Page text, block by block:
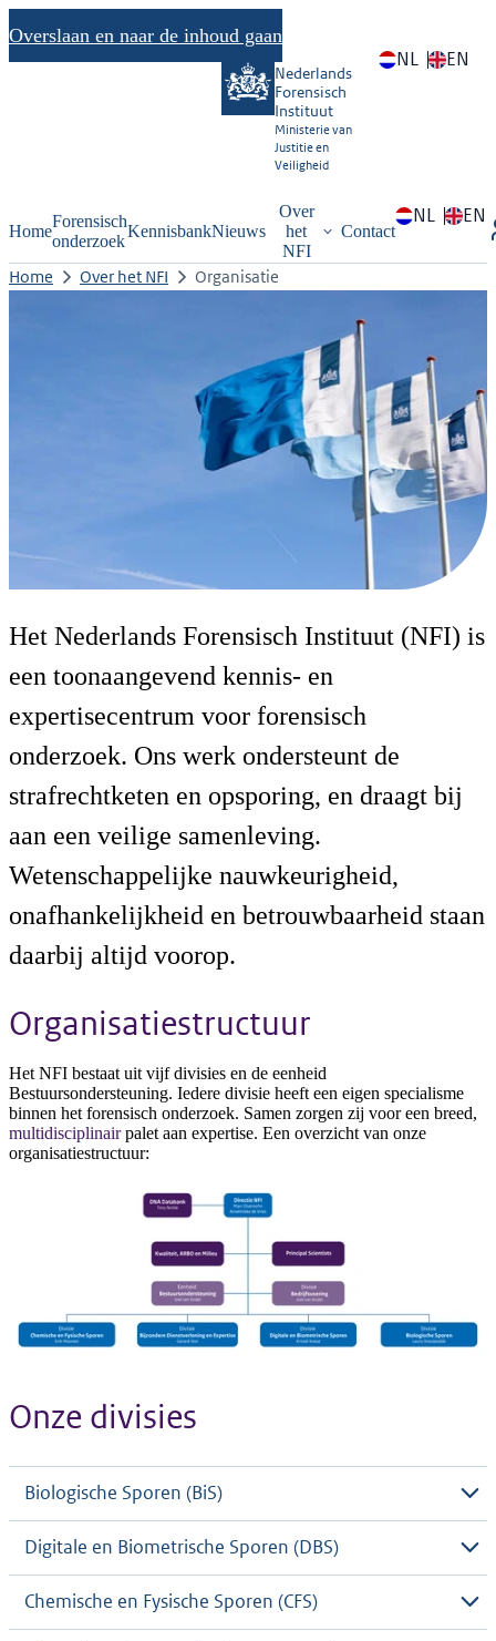
Overslaan en naar de inhoud gaan
NL EN
Nederlands
Forensisch
Instituut
Ministerie van
Justitie en
Veiligheid
Home
Forensisch
onderzoek
KennisbankNieuws
Over
het
NFI
Contact
NL EN
Home Over het NFI Organisatie
Onze bedrijfsstructuur van laboratoriums
tot directie
Het Nederlands Forensisch Instituut (NFI) is
een toonaangevend kennis- en
expertisecentrum voor forensisch
onderzoek. Ons werk ondersteunt de
strafrechtketen en opsporing, en draagt bij
aan een veilige samenleving.
Wetenschappelijke nauwkeurigheid,
onafhankelijkheid en betrouwbaarheid staan
daarbij altijd voorop.
Organisatiestructuur
Het NFI bestaat uit vijf divisies en de eenheid
Bestuursondersteuning. Iedere divisie heeft een eigen specialisme
binnen het forensisch onderzoek. Samen zorgen zij voor een breed,
multidisciplinair palet aan expertise. Een overzicht van onze
organisatiestructuur:
Onze divisies
Biologische Sporen (BiS)
Digitale en Biometrische Sporen (DBS)
Chemische en Fysische Sporen (CFS)